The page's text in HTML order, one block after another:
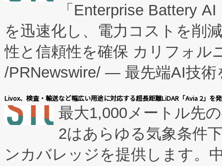
たNeXは、バイオ医薬品製造
従来のフェッドバッチ施設の
に、患者やサプライチェーン
キー方式で拡張性が高く、持
す。FCCM‑を活用した現地生
患者にとっての費用負担を大
のアクセスを大幅に拡大する
Fully-Connected Continuous
「Enterprise Battery
を迅速化し、電力コストを削
性と信頼性を確保 カリフォル
/PRNewswire/ — 最先端AI技術
会社エーアイ・アンド：本社
President原信平）と、エンタ
ードするVoltaiqは、日本にあ
ーエネルギー貯蔵システム（
Livox、検査・輸送など幅広い用途に対応する超長距離LiDAR「Avia 2」を
最大1,000メートル先
2はあらゆる気象条件
ンカバレッジを提供します。